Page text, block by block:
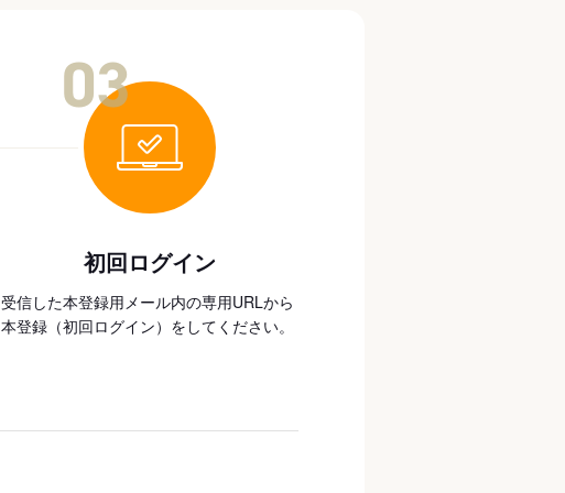
初回ログイン
受信した本登録用メール内の専用URLから
本登録（初回ログイン）をしてください。